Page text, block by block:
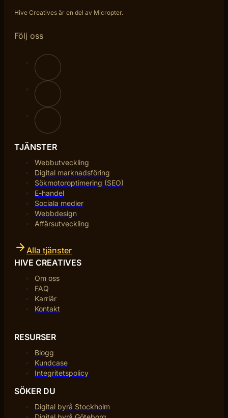
Hive Creatives är en del av Micropter.
Följ oss
TJÄNSTER
Webbutveckling
Digital marknadsföring
Sökmotoroptimering (SEO)
E-handel
Sociala medier
Webbdesign
Affärsutveckling
Alla tjänster
HIVE CREATIVES
Om oss
FAQ
Karriär
Kontakt
RESURSER
Blogg
Kundcase
Integritetspolicy
SÖKER DU
Digital byrå Stockholm